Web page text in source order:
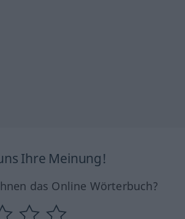
Ihre Meinung!
das Online Wörterbuch?